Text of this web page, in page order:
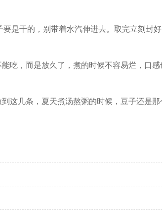
是干的，别带着水汽伸进去。取完立刻封好
吃，而是放久了，煮的时候不容易烂，口
这几条，夏天煮汤熬粥的时候，豆子还是那